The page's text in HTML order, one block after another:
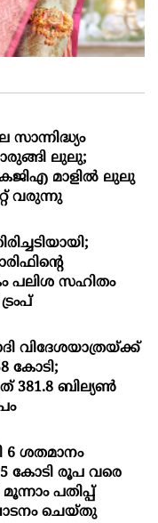
സാന്നിദ്ധ്യം
ലുലു;
മാളിൽ ലുലു
വരുന്നു
പലിശ സഹിതം
വിദേശയാത്രയ്ക്ക്
കോടി;
381.8 ബില്യൺ
ശതമാനം
കോടി രൂപ വരെ
പതിപ്പ്
ചെയ്തു